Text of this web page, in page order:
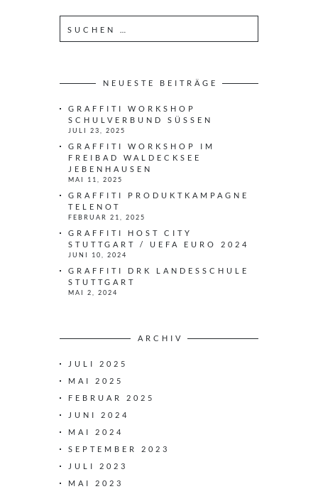
e
n
NEUESTE BEITRÄGE
GRAFFITI WORKSHOP
SCHULVERBUND SÜSSEN
JULI 23, 2025
GRAFFITI WORKSHOP IM
FREIBAD WALDECKSEE
JEBENHAUSEN
MAI 11, 2025
GRAFFITI PRODUKTKAMPAGNE
TELENOT
FEBRUAR 21, 2025
GRAFFITI HOST CITY
STUTTGART / UEFA EURO 2024
JUNI 10, 2024
GRAFFITI DRK LANDESSCHULE
STUTTGART
MAI 2, 2024
ARCHIV
JULI 2025
MAI 2025
FEBRUAR 2025
JUNI 2024
MAI 2024
SEPTEMBER 2023
JULI 2023
MAI 2023